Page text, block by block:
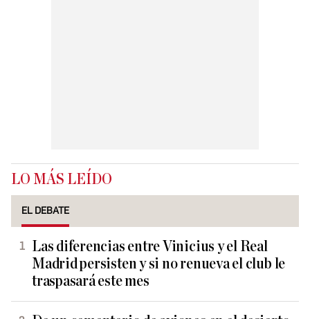
LO MÁS LEÍDO
EL DEBATE
Las diferencias entre Vinicius y el Real
Madrid persisten y si no renueva el club le
traspasará este mes